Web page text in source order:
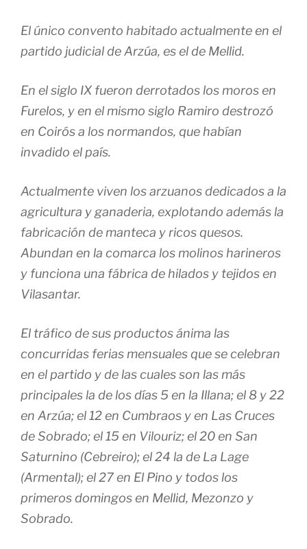
El único convento habitado actualmente en el
partido judicial de Arzúa, es el de Mellid.
En el siglo IX fueron derrotados los moros en
Furelos, y en el mismo siglo Ramiro destrozó
en Coirós a los normandos, que habían
invadido el país.
Actualmente viven los arzuanos dedicados a la
agricultura y ganaderia, explotando además la
fabricación de manteca y ricos quesos.
Abundan en la comarca los molinos harineros
y funciona una fábrica de hilados y tejidos en
Vilasantar.
El tráfico de sus productos ánima las
concurridas ferias mensuales que se celebran
en el partido y de las cuales son las más
principales la de los días 5 en la Illana; el 8 y 22
en Arzúa; el 12 en Cumbraos y en Las Cruces
de Sobrado; el 15 en Vilouriz; el 20 en San
Saturnino (Cebreiro); el 24 la de La Lage
(Armental); el 27 en El Pino y todos los
primeros domingos en Mellid, Mezonzo y
Sobrado.